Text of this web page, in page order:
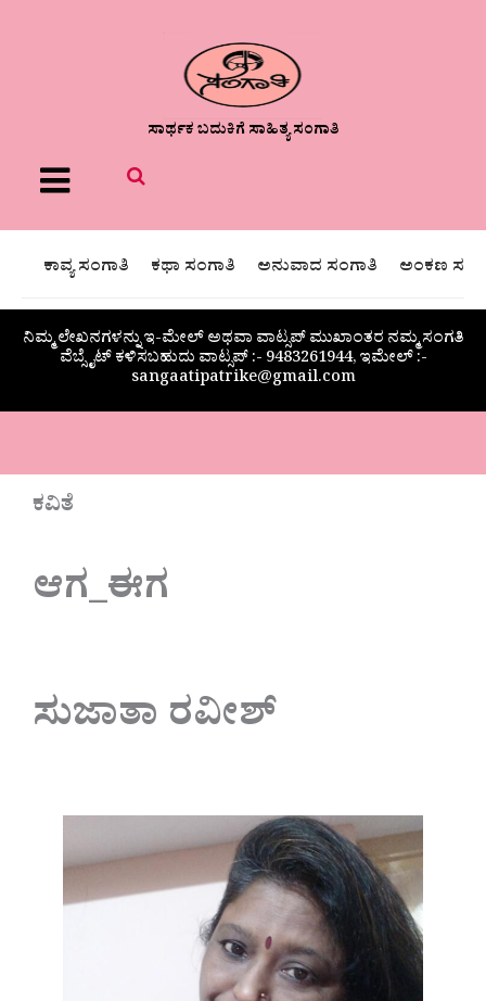
ಸಾರ್ಥಕ ಬದುಕಿಗೆ ಸಾಹಿತ್ಯ ಸಂಗಾತಿ
Menu
ಕಾವ್ಯ ಸಂಗಾತಿ ಕಥಾ ಸಂಗಾತಿ ಅನುವಾದ ಸಂಗಾತಿ ಅಂಕಣ
ನಿಮ್ಮ ಲೇಖನಗಳನ್ನು ಇ-ಮೇಲ್ ಅಥವಾ ವಾಟ್ಸಪ್ ಮುಖಾಂತರ ನಮ್ಮ ಸಂಗತಿ
ವೆಬ್ಸೈಟ್ ಕಳಿಸಬಹುದು ವಾಟ್ಸಪ್‌ :- 9483261944, ಇಮೇಲ್ :-
sangaatipatrike@gmail.com
ಕವಿತೆ
ಆಗ_ಈಗ
ಸುಜಾತಾ ರವೀಶ್